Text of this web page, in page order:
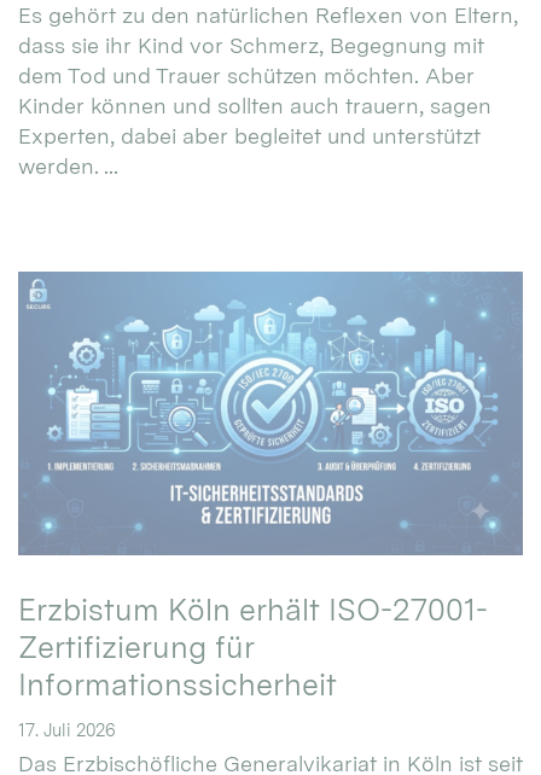
Es gehört zu den natürlichen Reflexen von Eltern,
dass sie ihr Kind vor Schmerz, Begegnung mit
dem Tod und Trauer schützen möchten. Aber
Kinder können und sollten auch trauern, sagen
Experten, dabei aber begleitet und unterstützt
werden. ...
Erzbistum Köln erhält ISO-27001-
Zertifizierung für
Informationssicherheit
17. Juli 2026
Das Erzbischöfliche Generalvikariat in Köln ist seit